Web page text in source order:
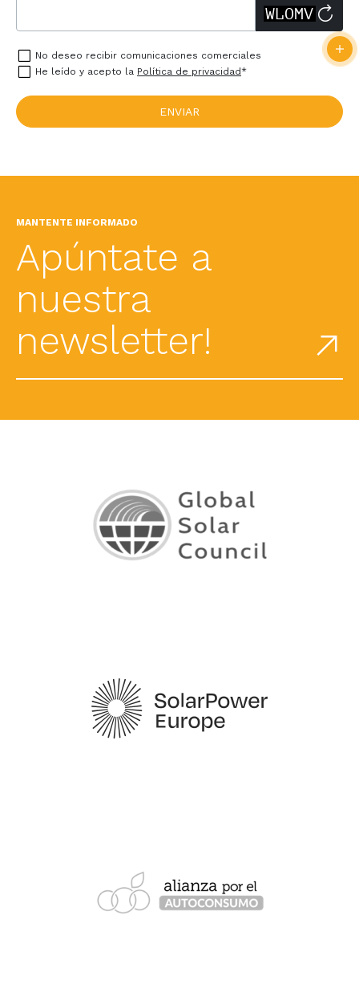
No deseo recibir comunicaciones comerciales
He leído y acepto la Política de privacidad*
MANTENTE INFORMADO
Apúntate a
nuestra
newsletter!